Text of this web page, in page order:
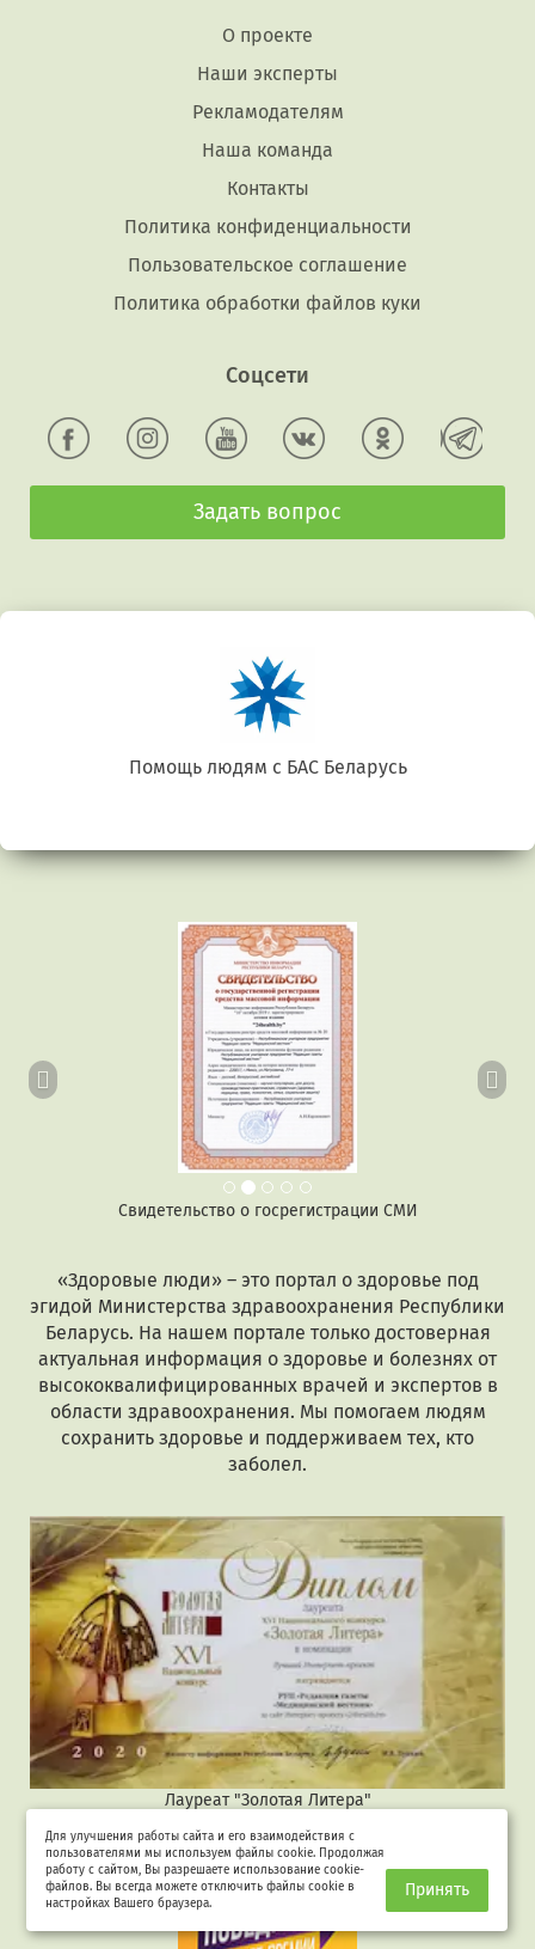
О проекте
Наши эксперты
Рекламодателям
Наша команда
Контакты
Политика конфиденциальности
Пользовательское соглашение
Политика обработки файлов куки
Соцсети
Задать вопрос
Беларусь. Gluten free
Свидетельство о госрегистрации СМИ
Предыдущий
«Здоровые люди» – это портал о здоровье под
эгидой Министерства здравоохранения Республики
Беларусь. На нашем портале только достоверная
актуальная информация о здоровье и болезнях от
высококвалифицированных врачей и экспертов в
области здравоохранения. Мы помогаем людям
сохранить здоровье и поддерживаем тех, кто
заболел.
Лауреат "Золотая Литера"
Для улучшения работы сайта и его взаимодействия с
пользователями мы используем файлы cookie. Продолжая
работу с сайтом, Вы разрешаете использование cookie-
файлов. Вы всегда можете отключить файлы cookie в
настройках Вашего браузера.
Принять